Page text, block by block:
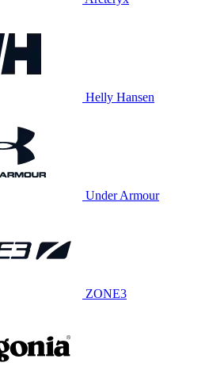
Helly Hansen
Under Armour
ZONE3